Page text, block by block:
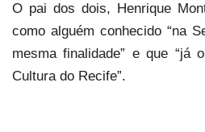
O pai dos dois, Henrique
como alguém conhecido “na
mesma finalidade” e que “já
Cultura do Recife”.